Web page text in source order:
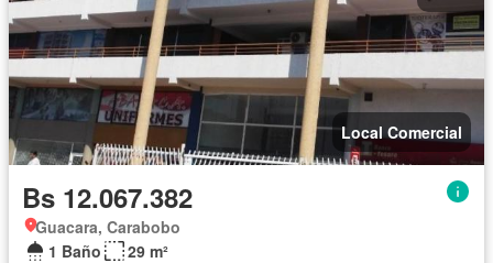
Local Comercial
Bs 12.067.382
Guacara, Carabobo
1 Baño
29 m²